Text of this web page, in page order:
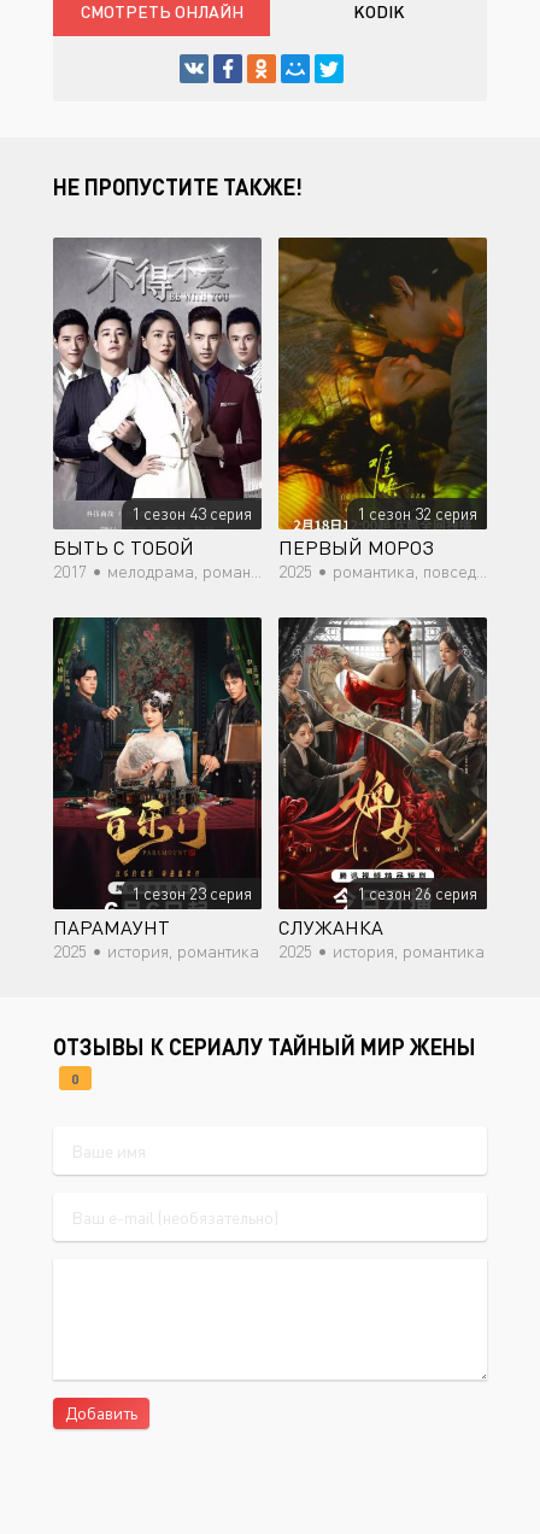
СМОТРЕТЬ ОНЛАЙН KODIK
НЕ ПРОПУСТИТЕ ТАКЖЕ!
1 сезон 43 серия
БЫТЬ С ТОБОЙ
2017 • мелодрама, романтика, драма
1 сезон 32 серия
ПЕРВЫЙ МОРОЗ
2025 • романтика, повседневность, молодость, драма
1 сезон 23 серия
ПАРАМАУНТ
2025 • история, романтика
1 сезон 26 серия
СЛУЖАНКА
2025 • история, романтика
ОТЗЫВЫ К СЕРИАЛУ ТАЙНЫЙ МИР ЖЕНЫ
0
Добавить